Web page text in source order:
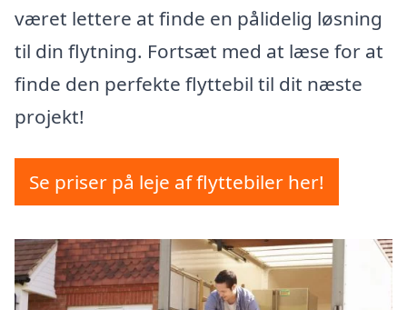
været lettere at finde en pålidelig løsning
til din flytning. Fortsæt med at læse for at
finde den perfekte flyttebil til dit næste
projekt!
Se priser på leje af flyttebiler her!